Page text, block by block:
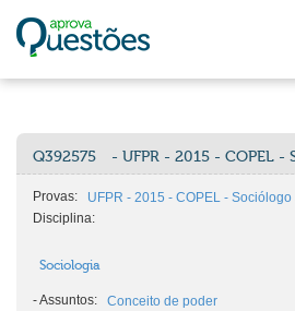
Q392575 - UFPR - 2015 - COPEL
Provas:
UFPR - 2015 - COPEL -
Disciplina:
Sociologia
-Assuntos: Conceito de poder